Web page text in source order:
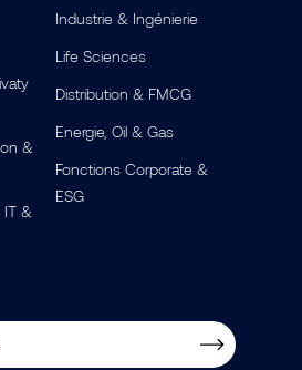
&
IT &
Industrie & Ingénierie
Life Sciences
Distribution & FMCG
Energie, Oil & Gas
Fonctions Corporate &
ESG